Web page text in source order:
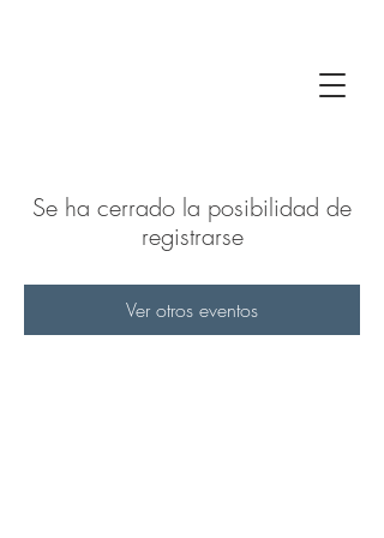
Se ha cerrado la posibilidad de
registrarse
Ver otros eventos